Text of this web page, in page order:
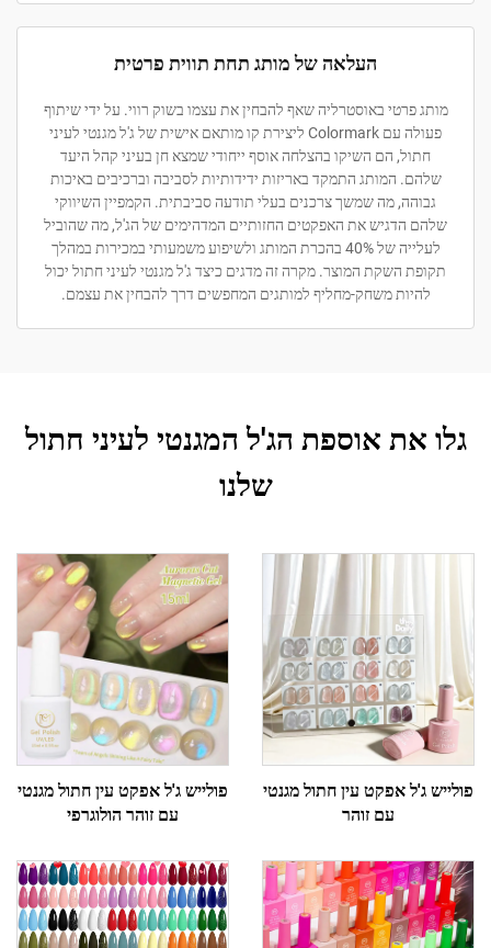
העלאה של מותג תחת תווית פרטית
מותג פרטי באוסטרליה שאף להבחין את עצמו בשוק רווי. על ידי שיתוף
פעולה עם Colormark ליצירת קו מותאם אישית של ג'ל מגנטי לעיני
חתול, הם השיקו בהצלחה אוסף ייחודי שמצא חן בעיני קהל היעד
שלהם. המותג התמקד באריזות ידידותיות לסביבה וברכיבים באיכות
גבוהה, מה שמשך צרכנים בעלי תודעה סביבתית. הקמפיין השיווקי
שלהם הדגיש את האפקטים החזותיים המדהימים של הג'ל, מה שהוביל
לעלייה של 40% בהכרת המותג ולשיפוע משמעותי במכירות במהלך
תקופת השקת המוצר. מקרה זה מדגים כיצד ג'ל מגנטי לעיני חתול יכול
להיות משחק-מחליף למותגים המחפשים דרך להבחין את עצמם.
גלו את אוספת הג'ל המגנטי לעיני חתול
שלנו
פולייש ג'ל אפקט עין חתול מגנטי
עם זוהר
פולייש ג'ל אפקט עין חתול מגנטי
עם זוהר הולוגרפי